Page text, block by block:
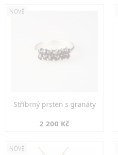
NOVÉ
Stříbrný prsten s granáty
2 200 Kč
NOVÉ